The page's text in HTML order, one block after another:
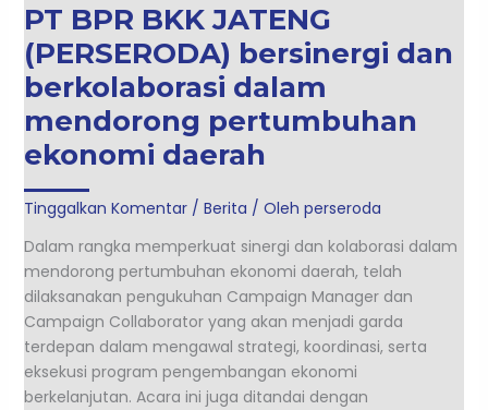
PT BPR BKK JATENG
(PERSERODA) bersinergi dan
berkolaborasi dalam
mendorong pertumbuhan
ekonomi daerah
Tinggalkan Komentar / Berita / Oleh perseroda
Dalam rangka memperkuat sinergi dan kolaborasi dalam
mendorong pertumbuhan ekonomi daerah, telah
dilaksanakan pengukuhan Campaign Manager dan
Campaign Collaborator yang akan menjadi garda
terdepan dalam mengawal strategi, koordinasi, serta
eksekusi program pengembangan ekonomi
berkelanjutan. Acara ini juga ditandai dengan
mendorong
pertumbuhan
ekonomi
daerah